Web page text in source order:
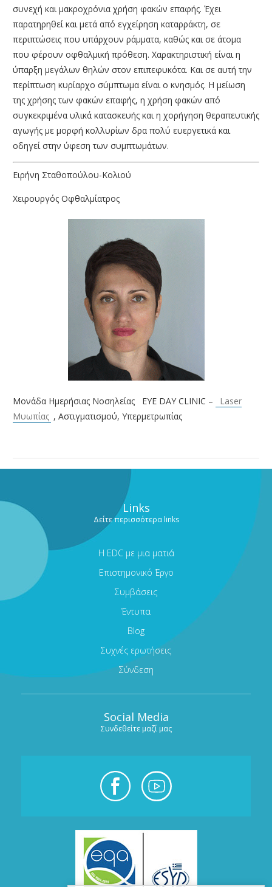
συνεχή και μακροχρόνια χρήση φακών επαφής. Έχει
παρατηρηθεί και μετά από εγχείρηση καταρράκτη, σε
περιπτώσεις που υπάρχουν ράμματα, καθώς και σε άτομα
που φέρουν οφθαλμική πρόθεση. Χαρακτηριστική είναι η
ύπαρξη μεγάλων θηλών στον επιπεφυκότα. Και σε αυτή την
περίπτωση κυρίαρχο σύμπτωμα είναι ο κνησμός. Η μείωση
της χρήσης των φακών επαφής, η χρήση φακών από
συγκεκριμένα υλικά κατασκευής και η χορήγηση θεραπευτικής
αγωγής με μορφή κολλυρίων δρα πολύ ευεργετικά και
οδηγεί στην ύφεση των συμπτωμάτων.
Ειρήνη Σταθοπούλου-Κολιού
Χειρουργός Οφθαλμίατρος
Μονάδα Ημερήσιας Νοσηλείας EYE DAY CLINIC –
Laser
Μυωπίας , Αστιγματισμού, Υπερμετρωπίας
Links
Δείτε περισσότερα links
Η EDC με μια ματιά
Επιστημονικό Έργο
Συμβάσεις
Έντυπα
Blog
Συχνές ερωτήσεις
Σύνδεση
Social Media
Συνδεθείτε μαζί μας